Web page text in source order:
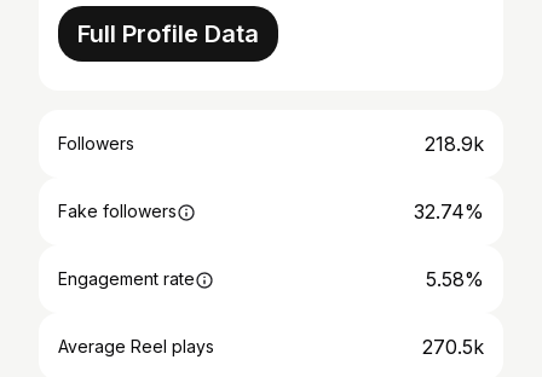
Full Profile Data
Followers 218.9k
Fake followers 32.74%
Engagement rate 5.58%
Average Reel plays 270.5k